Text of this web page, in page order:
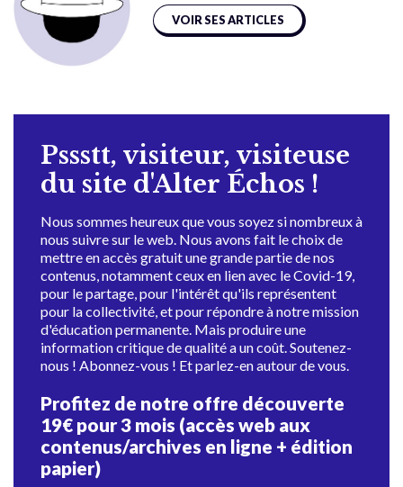
VOIR SES ARTICLES
Pssstt, visiteur, visiteuse
du site d'Alter Échos !
Nous sommes heureux que vous soyez si nombreux à
nous suivre sur le web. Nous avons fait le choix de
mettre en accès gratuit une grande partie de nos
contenus, notamment ceux en lien avec le Covid-19,
pour le partage, pour l'intérêt qu'ils représentent
pour la collectivité, et pour répondre à notre mission
d'éducation permanente. Mais produire une
information critique de qualité a un coût. Soutenez-
nous ! Abonnez-vous ! Et parlez-en autour de vous.
Profitez de notre offre découverte
19€ pour 3 mois (accès web aux
contenus/archives en ligne + édition
papier)